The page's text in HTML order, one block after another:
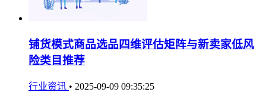
铺货模式商品选品四维评估矩阵与新卖家低风
险类目推荐
行业资讯 • 2025-09-09 09:35:25